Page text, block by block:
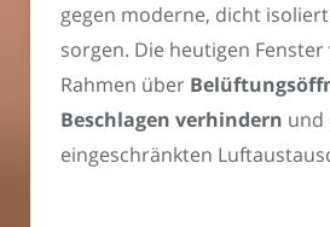
gegen moderne, dicht
sorgen. Die heutigen
Rahmen über
Beschlagen verhindern und
eingeschränkten